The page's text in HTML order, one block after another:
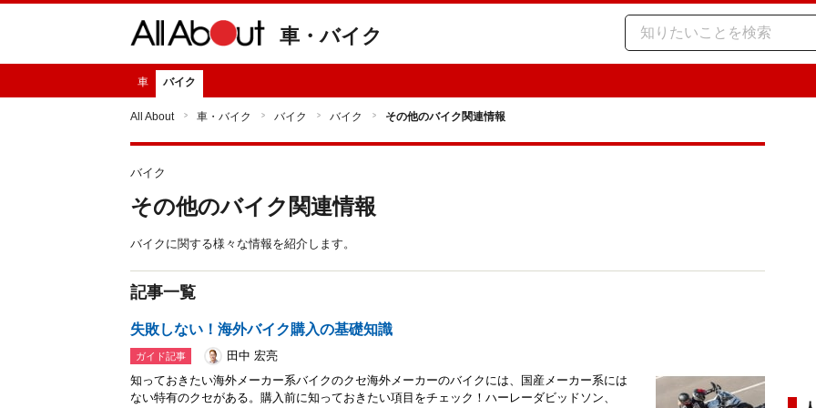
車・バイク
車 バイク
All About 車・バイク バイク バイク その他のバイク関連情報
バイク
その他のバイク関連情報
バイクに関する様々な情報を紹介します。
記事一覧
失敗しない！海外バイク購入の基礎知識
ガイド記事
田中 宏亮
知っておきたい海外メーカー系バイクのクセ海外メーカーのバイクには、国産メーカー系には
ない特有のクセがある。購入前に知っておきたい項目をチェック！ハーレーダビッドソン、